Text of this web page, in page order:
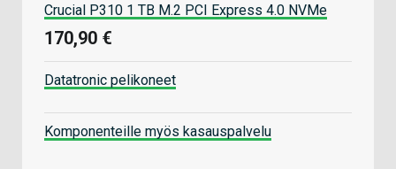
Crucial P310 1 TB M.2 PCI Express 4.0 NVMe
170,90 €
Datatronic pelikoneet
Komponenteille myös kasauspalvelu